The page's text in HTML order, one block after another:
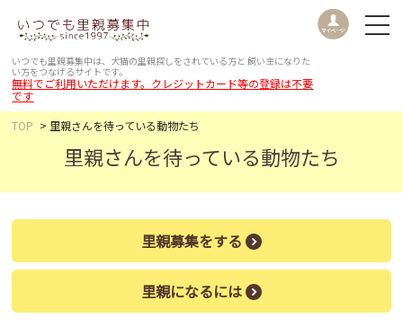
いつでも里親募集中は、犬猫の里親探しをされている方と 飼い主になりた
い方をつなげるサイトです。
無料でご利用いただけます。クレジットカード等の登録は不要
です
TOP
里親さんを待っている動物たち
里親さんを待っている動物たち
里親募集をする
里親になるには